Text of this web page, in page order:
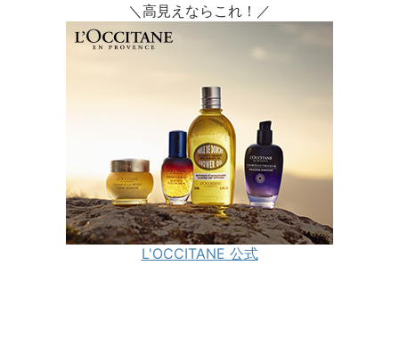
＼高見えならこれ！／
L'OCCITANE 公式